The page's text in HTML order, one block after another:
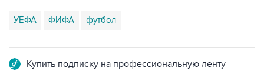
УЕФА ФИФА футбол
Купить подписку на профессиональную ленту